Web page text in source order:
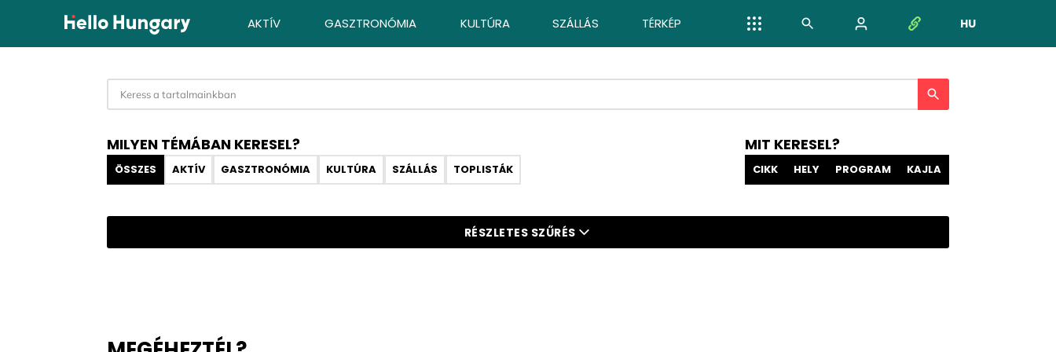
Ugrás a tartalomhoz AKTÍV GASZTRONÓMIA KULTÚRA SZÁLLÁS TÉRKÉP HU
NYELV
MILYEN TÉMÁBAN KERESEL?
ÖSSZES AKTÍV GASZTRONÓMIA KULTÚRA SZÁLLÁS TOPLISTÁK
MIT KERESEL?
CIKK HELY PROGRAM KAJLA
RÉSZLETES SZŰRÉS